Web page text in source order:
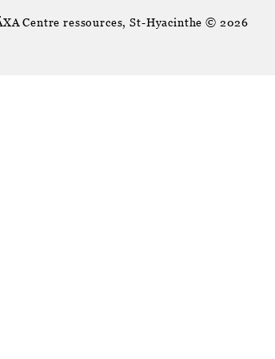
Centre ressources, St-Hyacinthe © 2026